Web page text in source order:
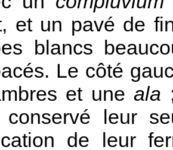
et un pavé de
blancs
Le côté
et uneala
conservé leur
de leur